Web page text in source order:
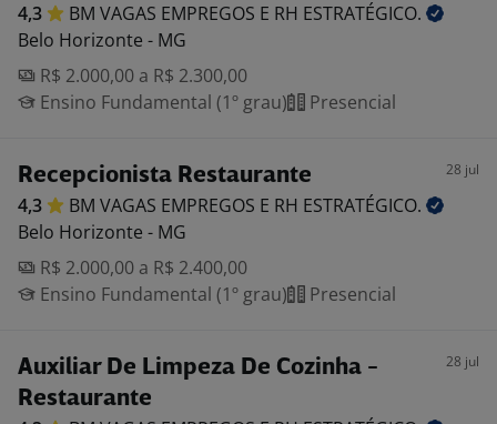
4,3 BM VAGAS EMPREGOS E RH ESTRATÉGICO.
Belo Horizonte - MG
R$ 2.000,00 a R$ 2.300,00
Ensino Fundamental (1º grau)
Presencial
Recepcionista Restaurante 28 jul
4,3 BM VAGAS EMPREGOS E RH ESTRATÉGICO.
Belo Horizonte - MG
R$ 2.000,00 a R$ 2.400,00
Ensino Fundamental (1º grau)
Presencial
Auxiliar De Limpeza De Cozinha -
Restaurante
28 jul